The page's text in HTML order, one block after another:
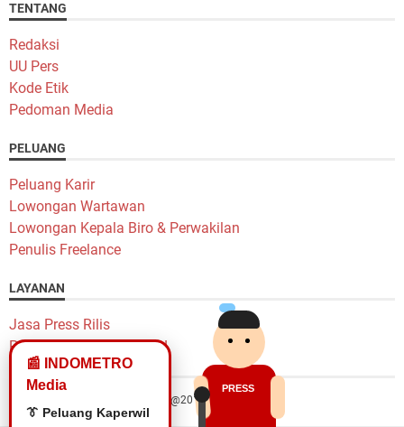
📰 INDOMETRO
Media
🎙️ Lowongan
PRESS
TENTANG
Redaksi
UU Pers
Kode Etik
Pedoman Media
PELUANG
Peluang Karir
Lowongan Wartawan
Lowongan Kepala Biro & Perwakilan
Penulis Freelance
LAYANAN
Jasa Press Rilis
Pasang Iklan Murah Yok!
Hak Cipta @2014 Indometro Grup